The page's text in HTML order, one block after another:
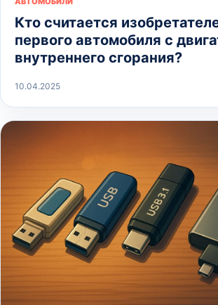
Кто считается
первого автомобиля с
внутреннего сгорания?
10.04.2025